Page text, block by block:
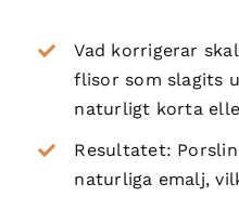
Vad korrigerar
flisor som slagits
naturligt korta
Resultatet:
naturliga emalj,